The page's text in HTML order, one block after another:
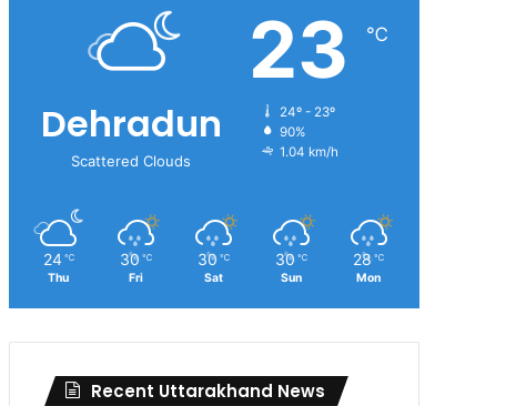
Dehradun
Scattered Clouds
23 ℃
24º - 23º
90%
1.04 km/h
24 ℃
Thu
30 ℃
Fri
30 ℃
Sat
30 ℃
Sun
28 ℃
Mon
Recent Uttarakhand News